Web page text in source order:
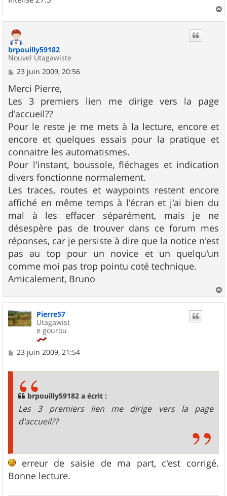
a
brpouilly59182
Nouvel Utagawiste
M
s
s
a
g
e
23 juin 2009, 20:56
Merci Pierre,
Les 3 premiers lien me dirige vers la page
d'accueil??
Pour le reste je me mets à la lecture, encore et
encore et quelques essais pour la pratique et
connaitre les automatismes.
Pour l'instant, boussole, fléchages et indication
divers fonctionne normalement.
Les traces, routes et waypoints restent encore
affiché en même temps à l'écran et j'ai bien du
mal à les effacer séparément, mais je ne
désespère pas de trouver dans ce forum mes
réponses, car je persiste à dire que la notice n'est
pas au top pour un novice et un quelqu'un
comme moi pas trop pointu coté technique.
Amicalement, Bruno
a
Pierre57
Utagawist
e gourou
M
23 juin 2009, 21:54
brpouilly59182 a écrit :
Les 3 premiers lien me dirige vers la page
d'accueil??
erreur de saisie de ma part, c'est corrigé.
Bonne lecture.